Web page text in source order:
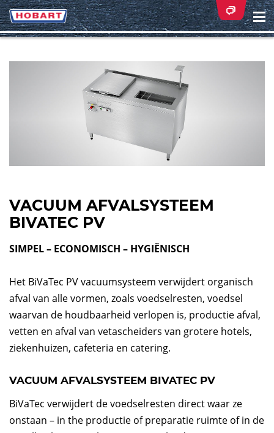
VACUUM AFVALSYSTEEM
BIVATEC PV
SIMPEL – ECONOMISCH – HYGIËNISCH
Het BiVaTec PV vacuumsysteem verwijdert organisch
afval van alle vormen, zoals voedselresten, voedsel
waarvan de houdbaarheid verlopen is, productie afval,
vetten en afval van vetascheiders van grotere hotels,
ziekenhuizen, cafeteria en catering.
VACUUM AFVALSYSTEEM BIVATEC PV
BiVaTec verwijdert de voedselresten direct waar ze
onstaan – in the productie of preparatie ruimte of in de